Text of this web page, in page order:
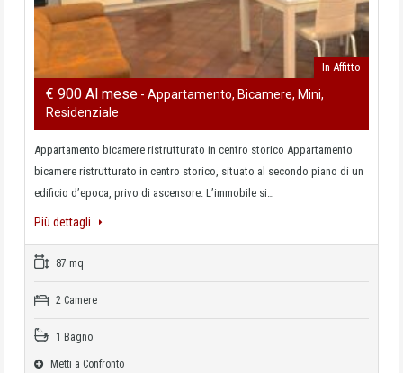
In Affitto
€ 900 Al mese - Appartamento, Bicamere, Mini,
Residenziale
Appartamento bicamere ristrutturato in centro storico Appartamento
bicamere ristrutturato in centro storico, situato al secondo piano di un
edificio d’epoca, privo di ascensore. L’immobile si…
Più dettagli
87 mq
2 Camere
1 Bagno
Metti a Confronto